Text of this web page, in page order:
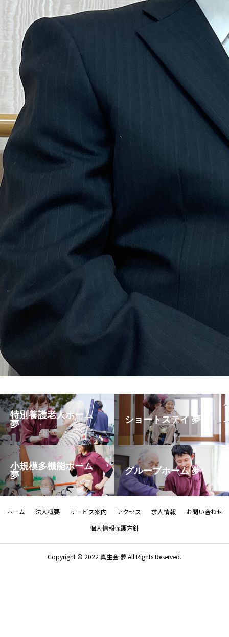
特別養護老人ホーム
夢
ショートステイ 夢
小規模多機能ホーム
夢
グループホーム 夢
ホーム 法人概要 サービス案内 アクセス 求人情報
お問い合わせ
個人情報保護方針
Copyright © 2022 真生会 夢 All Rights Reserved.